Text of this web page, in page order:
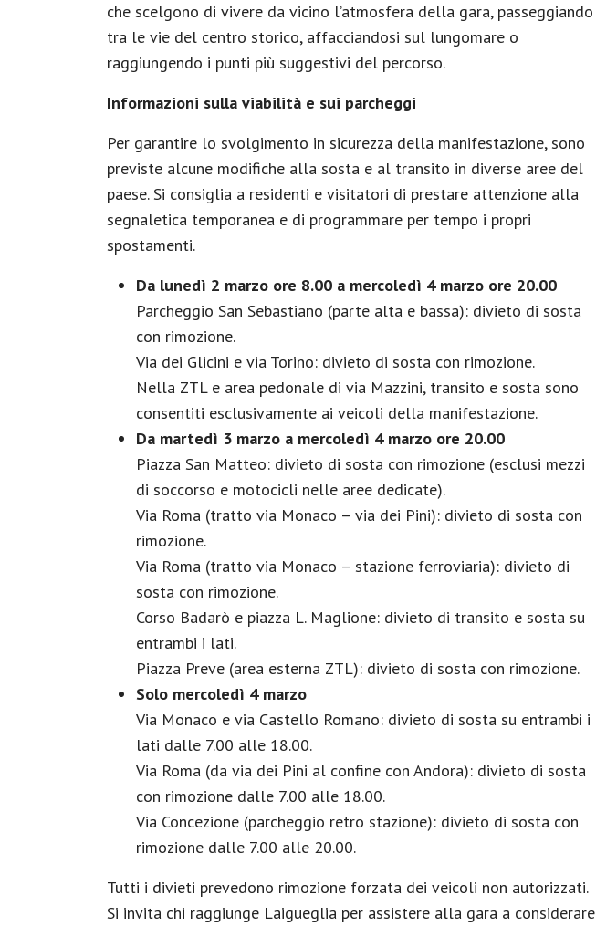
che scelgono di vivere da vicino l’atmosfera della gara, passeggiando
tra le vie del centro storico, affacciandosi sul lungomare o
raggiungendo i punti più suggestivi del percorso.
Informazioni sulla viabilità e sui parcheggi
Per garantire lo svolgimento in sicurezza della manifestazione, sono
previste alcune modifiche alla sosta e al transito in diverse aree del
paese. Si consiglia a residenti e visitatori di prestare attenzione alla
segnaletica temporanea e di programmare per tempo i propri
spostamenti.
Da lunedì 2 marzo ore 8.00 a mercoledì 4 marzo ore 20.00
Parcheggio San Sebastiano (parte alta e bassa): divieto di sosta
con rimozione.
Via dei Glicini e via Torino: divieto di sosta con rimozione.
Nella ZTL e area pedonale di via Mazzini, transito e sosta sono
consentiti esclusivamente ai veicoli della manifestazione.
Da martedì 3 marzo a mercoledì 4 marzo ore 20.00
Piazza San Matteo: divieto di sosta con rimozione (esclusi mezzi
di soccorso e motocicli nelle aree dedicate).
Via Roma (tratto via Monaco – via dei Pini): divieto di sosta con
rimozione.
Via Roma (tratto via Monaco – stazione ferroviaria): divieto di
sosta con rimozione.
Corso Badarò e piazza L. Maglione: divieto di transito e sosta su
entrambi i lati.
Piazza Preve (area esterna ZTL): divieto di sosta con rimozione.
Solo mercoledì 4 marzo
Via Monaco e via Castello Romano: divieto di sosta su entrambi i
lati dalle 7.00 alle 18.00.
Via Roma (da via dei Pini al confine con Andora): divieto di sosta
con rimozione dalle 7.00 alle 18.00.
Via Concezione (parcheggio retro stazione): divieto di sosta con
rimozione dalle 7.00 alle 20.00.
Tutti i divieti prevedono rimozione forzata dei veicoli non autorizzati.
Si invita chi raggiunge Laigueglia per assistere alla gara a considerare